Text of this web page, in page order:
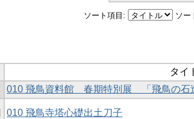
ソート項目: ソー
タイ
010 飛鳥資料館 春期特別展 「飛鳥の石
010 飛鳥寺塔心礎出土刀子